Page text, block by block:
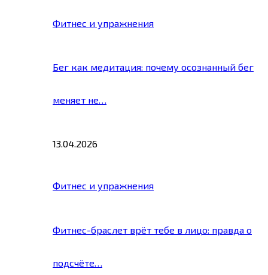
Фитнес и упражнения
Бег как медитация: почему осознанный бег
меняет не…
13.04.2026
Фитнес и упражнения
Фитнес-браслет врёт тебе в лицо: правда о
подсчёте…